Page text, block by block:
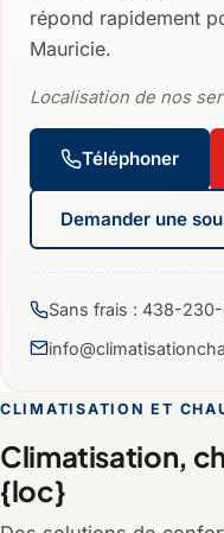
répond rapidement
Mauricie.
Localisation de nos
Téléphoner
Demander une
Sans frais : 438-
CLIMATISATION ET
Climatisation,
{loc}